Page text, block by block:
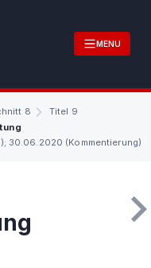
MENU
8
Titel 9
30.06.2020 (Kommentierung)